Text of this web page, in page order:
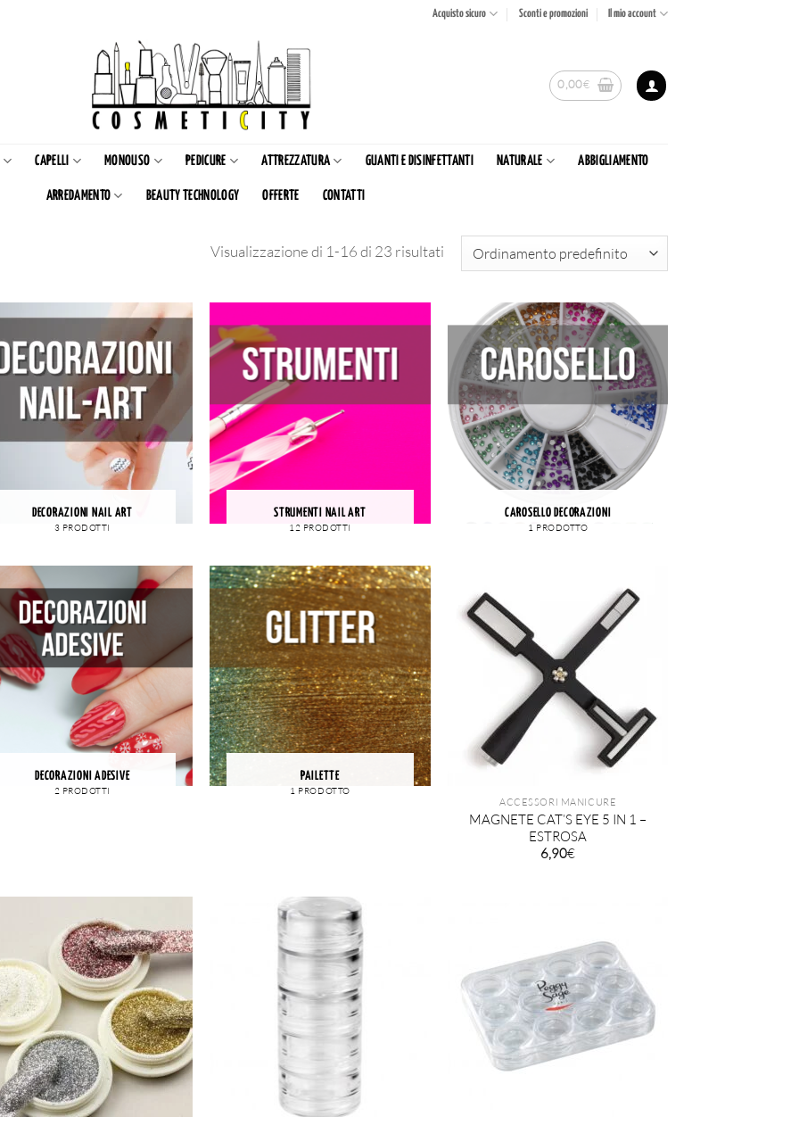
Acquisto sicuro Sconti e promozioni Il mio account
0,00€
CAPELLI MONOUSO PEDICURE ATTREZZATURA GUANTI E DISINFETTANTI NATURALE ABBIGLIAMENTO
ARREDAMENTO BEAUTY TECHNOLOGY OFFERTE CONTATTI
Visualizzazione di 1-16 di 23 risultati
DECORAZIONI NAIL ART
3 PRODOTTI
STRUMENTI NAIL ART
12 PRODOTTI
CAROSELLO DECORAZIONI
1 PRODOTTO
DECORAZIONI ADESIVE
2 PRODOTTI
PAILETTE
1 PRODOTTO
ACCESSORI MANICURE
MAGNETE CAT’S EYE 5 IN 1 –
ESTROSA
6,90€